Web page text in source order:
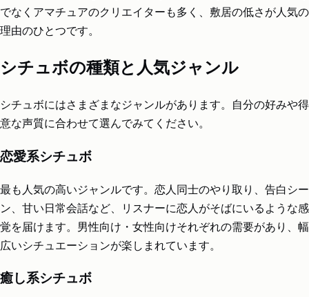
でなくアマチュアのクリエイターも多く、敷居の低さが人気の
理由のひとつです。
シチュボの種類と人気ジャンル
シチュボにはさまざまなジャンルがあります。自分の好みや得
意な声質に合わせて選んでみてください。
恋愛系シチュボ
最も人気の高いジャンルです。恋人同士のやり取り、告白シー
ン、甘い日常会話など、リスナーに恋人がそばにいるような感
覚を届けます。男性向け・女性向けそれぞれの需要があり、幅
広いシチュエーションが楽しまれています。
癒し系シチュボ